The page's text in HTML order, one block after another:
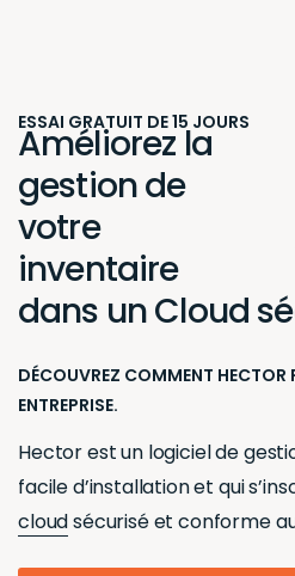
ESSAI GRATUIT DE 15 JOURS
Améliorez la
gestion de
votre
inventaire
dans un Cloud
DÉCOUVREZ COMMENT HECTOR
ENTREPRISE.
Hector est un logiciel de
facile d’installation et qui
cloudsécurisé et conforme